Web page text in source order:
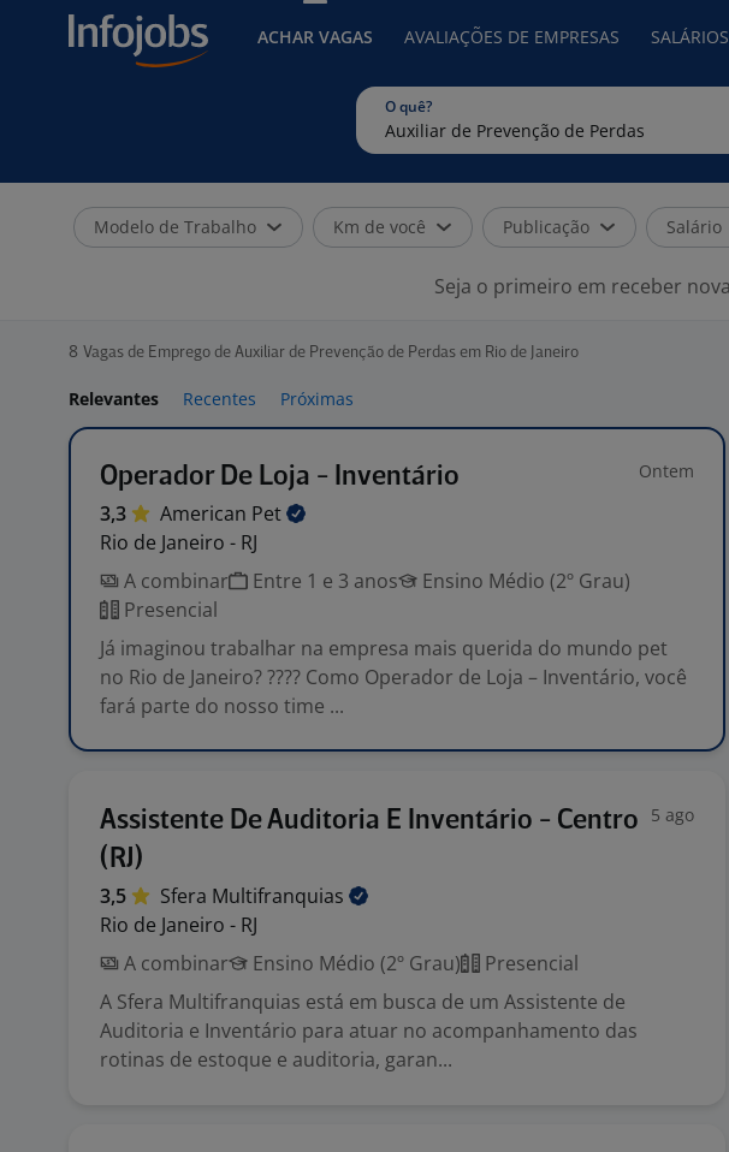
ACHAR VAGAS AVALIAÇÕES DE EMPRESAS SALÁRIOS
O quê?
Modelo de Trabalho Km de você Publicação Salário
Seja o primeiro em receber
8 Vagas de Emprego de Auxiliar de Prevenção de Perdas em Rio de Janeiro
Relevantes Recentes Próximas
Operador De Loja - Inventário Ontem
3,3 American Pet
Rio de Janeiro - RJ
A combinar
Entre 1 e 3 anos
Ensino Médio (2º Grau)
Presencial
Já imaginou trabalhar na empresa mais querida do mundo pet
no Rio de Janeiro? ???? Como Operador de Loja – Inventário, você
fará parte do nosso time ...
Assistente De Auditoria E Inventário - Centro
(RJ)
5 ago
3,5 Sfera Multifranquias
Rio de Janeiro - RJ
A combinar
Ensino Médio (2º Grau)
Presencial
A Sfera Multifranquias está em busca de um Assistente de
Auditoria e Inventário para atuar no acompanhamento das
rotinas de estoque e auditoria, garan...